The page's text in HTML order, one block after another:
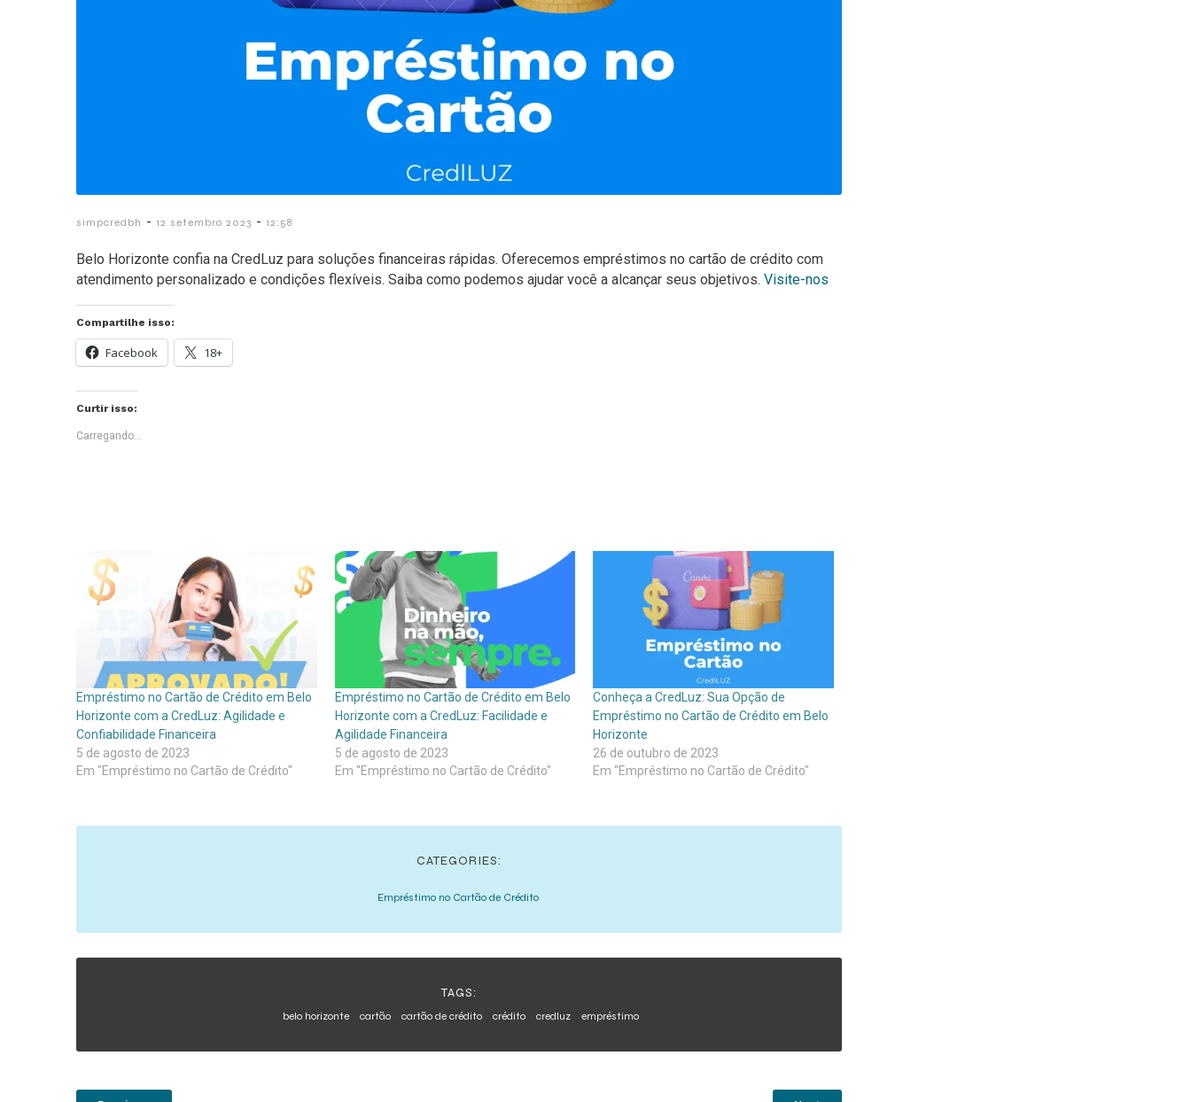
simpcredbh - 12 setembro 2023 - 12:58
Belo Horizonte confia na CredLuz para soluções financeiras rápidas. Oferecemos empréstimos no cartão de crédito com
atendimento personalizado e condições flexíveis. Saiba como podemos ajudar você a alcançar seus objetivos. Visite-nos
Compartilhe isso:
Facebook 18+
Curtir isso:
Carregando...
Empréstimo no Cartão de Crédito em Belo
Horizonte com a CredLuz: Agilidade e
Confiabilidade Financeira
5 de agosto de 2023
Em "Empréstimo no Cartão de Crédito"
Empréstimo no Cartão de Crédito em Belo
Horizonte com a CredLuz: Facilidade e
Agilidade Financeira
5 de agosto de 2023
Em "Empréstimo no Cartão de Crédito"
Conheça a CredLuz: Sua Opção de
Empréstimo no Cartão de Crédito em Belo
Horizonte
26 de outubro de 2023
Em "Empréstimo no Cartão de Crédito"
CATEGORIES:
Empréstimo no Cartão de Crédito
TAGS:
belo horizonte cartão cartão de crédito crédito credluz empréstimo